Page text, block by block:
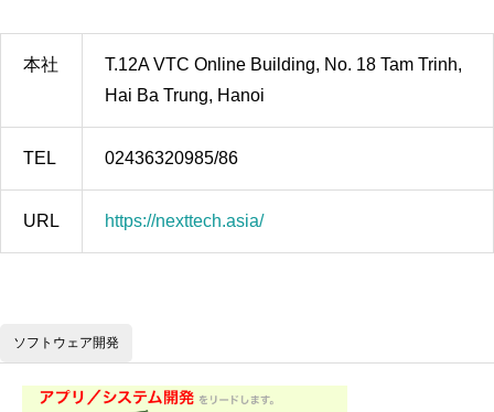
本社
T.12A VTC Online Building, No. 18 Tam Trinh,
Hai Ba Trung, Hanoi
TEL 02436320985/86
URL https://nexttech.asia/
ソフトウェア開発